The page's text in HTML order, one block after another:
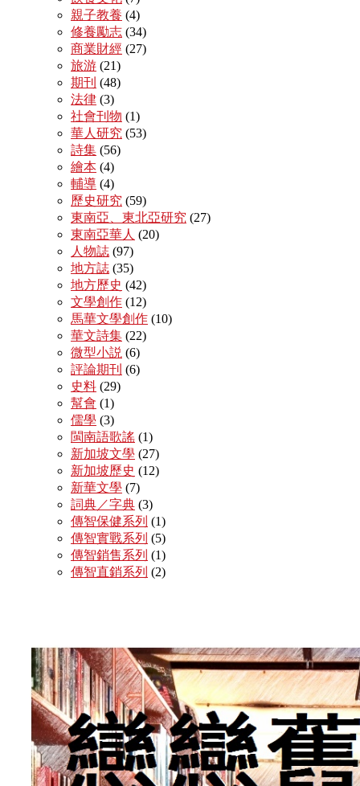
親子教養 (4)
修養勵志 (34)
商業財經 (27)
旅游 (21)
期刊 (48)
法律 (3)
社會刊物 (1)
華人研究 (53)
詩集 (56)
繪本 (4)
輔導 (4)
歷史研究 (59)
東南亞、東北亞研究 (27)
東南亞華人 (20)
人物誌 (97)
地方誌 (35)
地方歷史 (42)
文學創作 (12)
馬華文學創作 (10)
華文詩集 (22)
微型小説 (6)
評論期刊 (6)
史料 (29)
幫會 (1)
儒學 (3)
閩南語歌謠 (1)
新加坡文學 (27)
新加坡歷史 (12)
新華文學 (7)
詞典／字典 (3)
傳智保健系列 (1)
傳智實戰系列 (5)
傳智銷售系列 (1)
傳智直銷系列 (2)